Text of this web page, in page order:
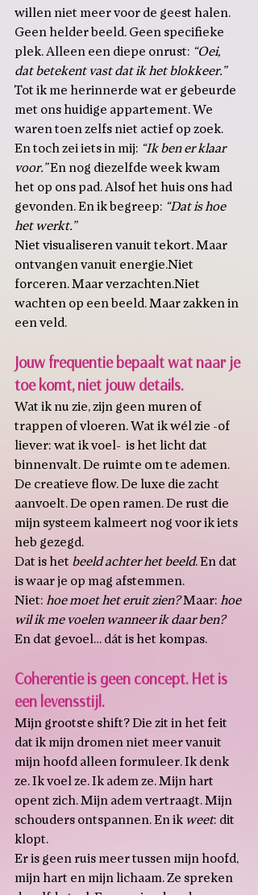
willen niet meer voor de geest halen.
Geen helder beeld. Geen specifieke
plek. Alleen een diepe onrust: “Oei,
dat betekent vast dat ik het blokkeer.”
Tot ik me herinnerde wat er gebeurde
met ons huidige appartement. We
waren toen zelfs niet actief op zoek.
En toch zei iets in mij: “Ik ben er klaar
voor.” En nog diezelfde week kwam
het op ons pad. Alsof het huis ons had
gevonden. En ik begreep: “Dat is hoe
het werkt.”
Niet visualiseren vanuit tekort. Maar
ontvangen vanuit energie.Niet
forceren. Maar verzachten.Niet
wachten op een beeld. Maar zakken in
een veld.
Jouw frequentie bepaalt wat naar je
toe komt, niet jouw details.
Wat ik nu zie, zijn geen muren of
trappen of vloeren. Wat ik wél zie -of
liever: wat ik voel-  is het licht dat
binnenvalt. De ruimte om te ademen.
De creatieve flow. De luxe die zacht
aanvoelt. De open ramen. De rust die
mijn systeem kalmeert nog voor ik iets
heb gezegd.
Dat is het beeld achter het beeld. En dat
is waar je op mag afstemmen.
Niet: hoe moet het eruit zien? Maar: hoe
wil ik me voelen wanneer ik daar ben?
En dat gevoel… dát is het kompas.
Coherentie is geen concept. Het is
een levensstijl.
Mijn grootste shift? Die zit in het feit
dat ik mijn dromen niet meer vanuit
mijn hoofd alleen formuleer. Ik denk
ze. Ik voel ze. Ik adem ze. Mijn hart
opent zich. Mijn adem vertraagt. Mijn
schouders ontspannen. En ik weet: dit
klopt.
Er is geen ruis meer tussen mijn hoofd,
mijn hart en mijn lichaam. Ze spreken